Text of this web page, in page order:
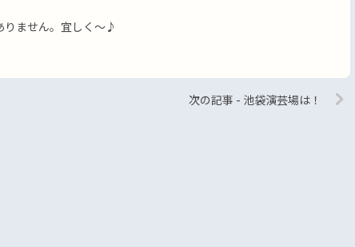
りません。宜しく〜♪
次の記事 - 池袋演芸場は！